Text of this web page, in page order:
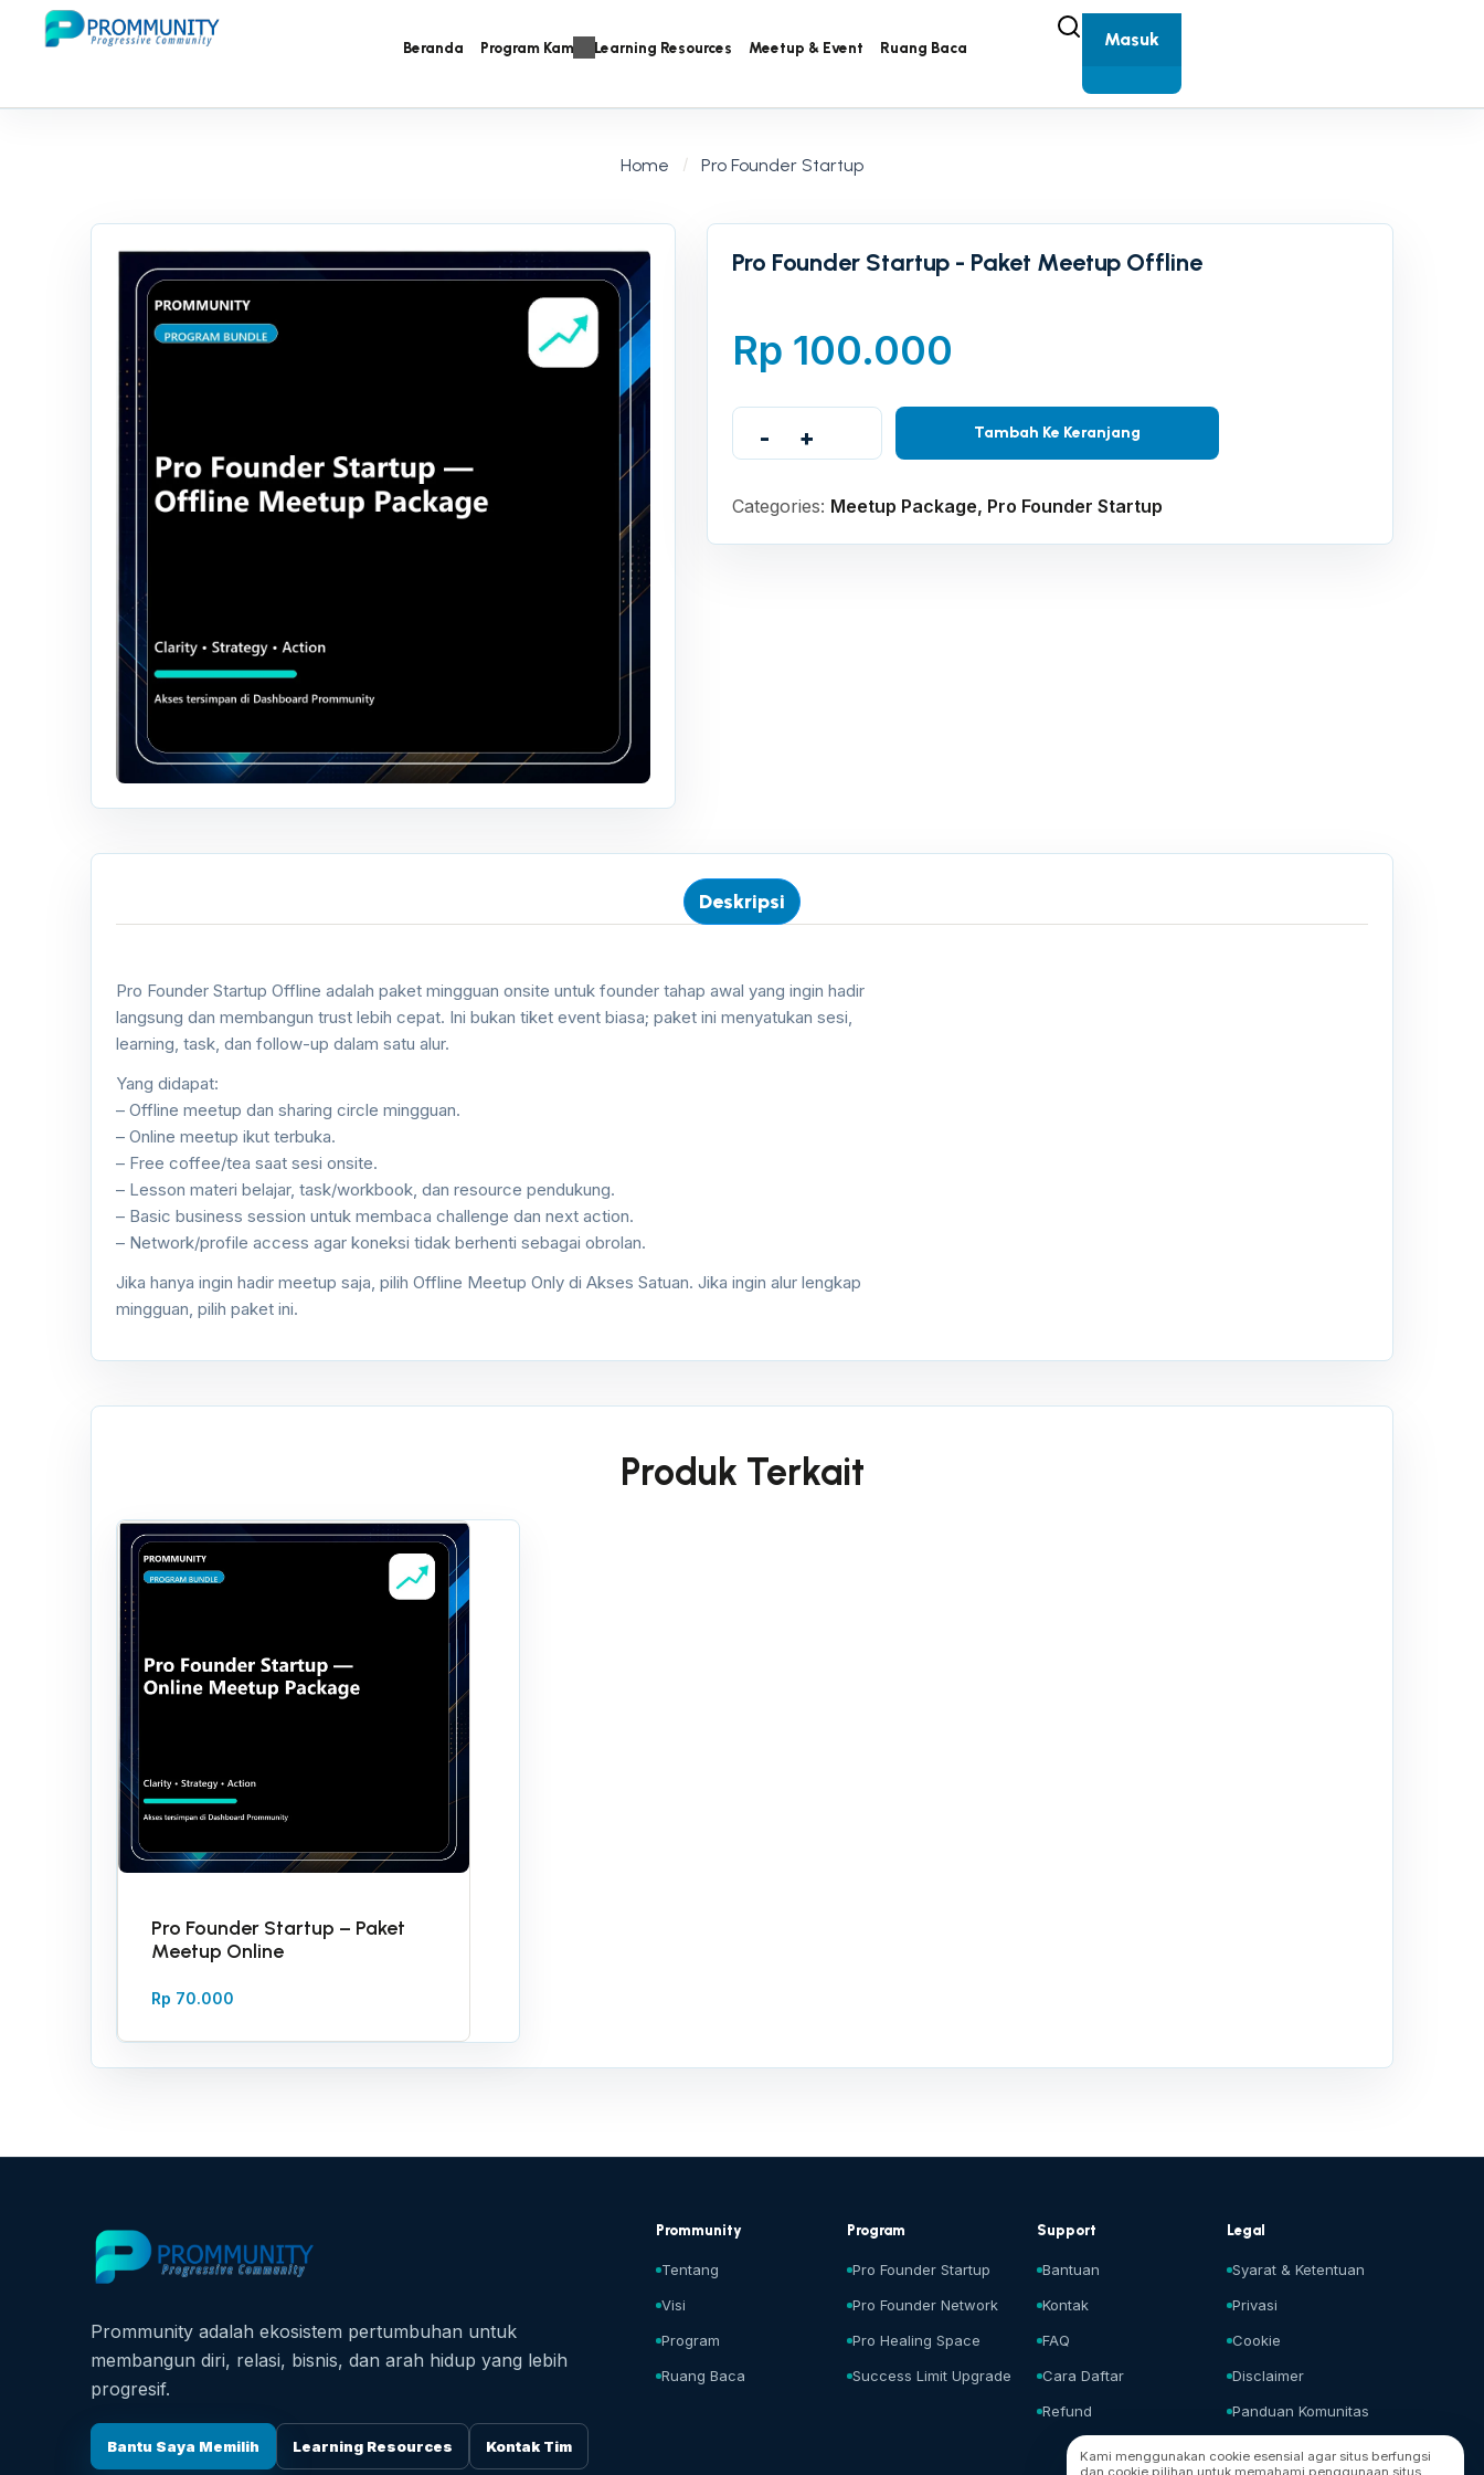
Beranda Program Kami Learning Resources Meetup & Event Ruang Baca Masuk
Home Pro Founder Startup
Pro Founder Startup - Paket Meetup Offline
Rp 100.000
- + Tambah Ke Keranjang
Categories: Meetup Package, Pro Founder Startup
Deskripsi
Pro Founder Startup Offline adalah paket mingguan onsite untuk founder tahap awal yang ingin hadir
langsung dan membangun trust lebih cepat. Ini bukan tiket event biasa; paket ini menyatukan sesi,
learning, task, dan follow-up dalam satu alur.
Yang didapat:
– Offline meetup dan sharing circle mingguan.
– Online meetup ikut terbuka.
– Free coffee/tea saat sesi onsite.
– Lesson materi belajar, task/workbook, dan resource pendukung.
– Basic business session untuk membaca challenge dan next action.
– Network/profile access agar koneksi tidak berhenti sebagai obrolan.
Jika hanya ingin hadir meetup saja, pilih Offline Meetup Only di Akses Satuan. Jika ingin alur lengkap
mingguan, pilih paket ini.
Produk Terkait
Pro Founder Startup – Paket
Meetup Online
Rp 70.000
Kami menggunakan cookie esensial agar situs berfungsi
dan cookie pilihan untuk memahami penggunaan situs.
Prommunity adalah ekosistem pertumbuhan untuk
membangun diri, relasi, bisnis, dan arah hidup yang lebih
progresif.
Bantu Saya Memilih Learning Resources Kontak Tim
Prommunity
Tentang
Visi
Program
Ruang Baca
Program
Pro Founder Startup
Pro Founder Network
Pro Healing Space
Success Limit Upgrade
Support
Bantuan
Kontak
FAQ
Cara Daftar
Refund
Legal
Syarat & Ketentuan
Privasi
Cookie
Disclaimer
Panduan Komunitas